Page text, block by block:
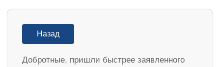
Назад
Добротные, пришли быстрее заявленного